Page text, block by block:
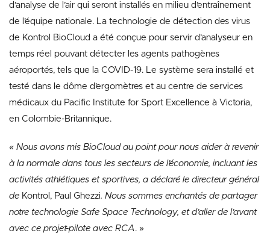
d’analyse de l’air qui seront installés en milieu d’entraînement
de l’équipe nationale. La technologie de détection des virus
de Kontrol BioCloud a été conçue pour servir d’analyseur en
temps réel pouvant détecter les agents pathogènes
aéroportés, tels que la COVID-19. Le système sera installé et
testé dans le dôme d’ergomètres et au centre de services
médicaux du Pacific Institute for Sport Excellence à Victoria,
en Colombie-Britannique.
« Nous avons mis BioCloudau point pour nous aider à revenir
à la normale dans tous les secteurs de l’économie, incluant les
activités athlétiques et sportives, a déclaré le directeur général
de Kontrol, Paul Ghezzi. Nous sommes enchantés de partager
notre technologie Safe Space Technology, et d’aller de l’avant
avec ce projet-pilote avec RCA . »